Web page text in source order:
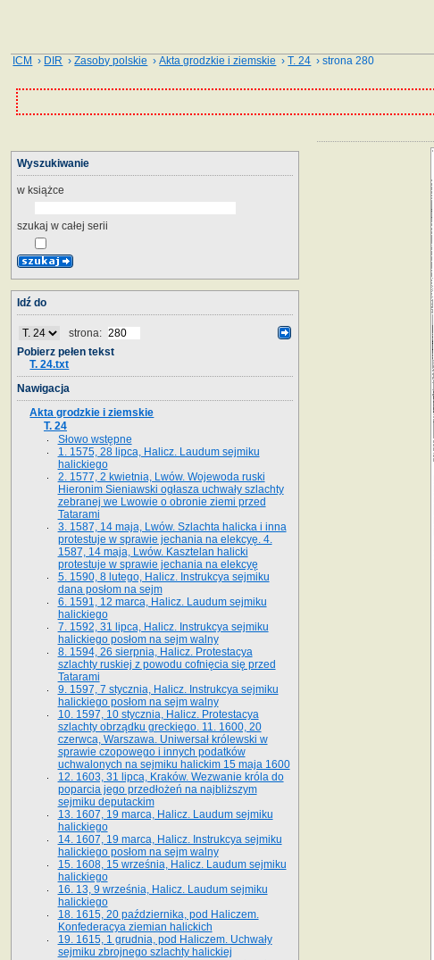
ICM › DIR ›Zasoby polskie ›Akta grodzkie i ziemskie ›T. 24 › strona 280
Wyszukiwanie
w książce
szukaj w całej serii
Idź do
strona:
Pobierz pełen tekst
T. 24.txt
Nawigacja
Akta grodzkie i ziemskie
T. 24
Słowo wstępne
1. 1575, 28 lipca, Halicz. Laudum sejmiku
halickiego
2. 1577, 2 kwietnia, Lwów. Wojewoda ruski
Hieronim Sieniawski ogłasza uchwały szlachty
zebranej we Lwowie o obronie ziemi przed
Tatarami
3. 1587, 14 maja, Lwów. Szlachta halicka i inna
protestuje w sprawie jechania na elekcyę. 4.
1587, 14 maja, Lwów. Kasztelan halicki
protestuje w sprawie jechania na elekcyę
5. 1590, 8 lutego, Halicz. Instrukcya sejmiku
dana posłom na sejm
6. 1591, 12 marca, Halicz. Laudum sejmiku
halickiego
7. 1592, 31 lipca, Halicz. Instrukcya sejmiku
halickiego posłom na sejm walny
8. 1594, 26 sierpnia, Halicz. Protestacya
szlachty ruskiej z powodu cofnięcia się przed
Tatarami
9. 1597, 7 stycznia, Halicz. Instrukcya sejmiku
halickiego posłom na sejm walny
10. 1597, 10 stycznia, Halicz. Protestacya
szlachty obrządku greckiego. 11. 1600, 20
czerwca, Warszawa. Uniwersał królewski w
sprawie czopowego i innych podatków
uchwalonych na sejmiku halickim 15 maja 1600
12. 1603, 31 lipca, Kraków. Wezwanie króla do
poparcia jego przedłożeń na najbliższym
sejmiku deputackim
13. 1607, 19 marca, Halicz. Laudum sejmiku
halickiego
14. 1607, 19 marca, Halicz. Instrukcya sejmiku
halickiego posłom na sejm walny
15. 1608, 15 września, Halicz. Laudum sejmiku
halickiego
16. 13, 9 września, Halicz. Laudum sejmiku
halickiego
18. 1615, 20 października, pod Haliczem.
Konfederacya ziemian halickich
19. 1615, 1 grudnia, pod Haliczem. Uchwały
sejmiku zbrojnego szlachty halickiej